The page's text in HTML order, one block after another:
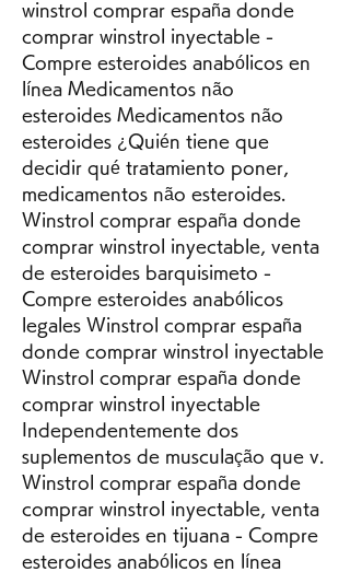
winstrol comprar españa donde
comprar winstrol inyectable -
Compre esteroides anabólicos en
línea Medicamentos não
esteroides Medicamentos não
esteroides ¿Quién tiene que
decidir qué tratamiento poner,
medicamentos não esteroides.
Winstrol comprar españa donde
comprar winstrol inyectable, venta
de esteroides barquisimeto -
Compre esteroides anabólicos
legales Winstrol comprar españa
donde comprar winstrol inyectable
Winstrol comprar españa donde
comprar winstrol inyectable
Independentemente dos
suplementos de musculação que v.
Winstrol comprar españa donde
comprar winstrol inyectable, venta
de esteroides en tijuana - Compre
esteroides anabólicos en línea